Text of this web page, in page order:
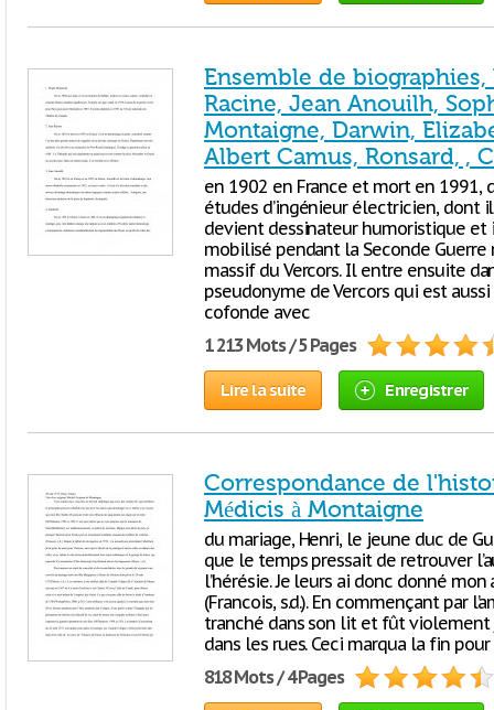
Ensemble de
Racine, Jean Anouilh,
Montaigne, Darwin,
Albert Camus, Ronsard, ,
en 1902 en France et mort en 1991,
études d’ingénieur électricien, dont
devient dessinateur humoristique et
mobilisé pendant la Seconde Guerre
massif du Vercors. Il entre ensuite
pseudonyme de Vercors qui est
cofonde avec
1 213 Mots / 5 Pages
Lire la suite Enregistrer
Correspondance de
Médicis à Montaigne
du mariage, Henri, le jeune duc de
que le temps pressait de retrouver
l’hérésie. Je leurs ai donc donné
(Francois, s.d.). En commençant par
tranché dans son lit et fût
dans les rues. Ceci marqua la fin
818 Mots / 4 Pages